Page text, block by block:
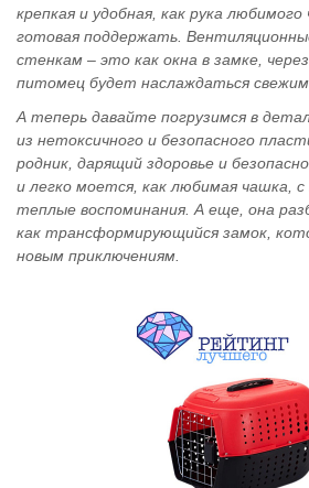
крепкая и удобная, как рука любимого
готовая поддержать.
стенкам – это как окна в замке,
питомец будет наслаждаться свежим
А теперь давайте погрузимся в
из нетоксичного и безопасного
родник, дарящий здоровье и
и легко моется, как любимая чашка,
теплые воспоминания. А еще, она
как трансформирующийся замок,
новым приключениям.